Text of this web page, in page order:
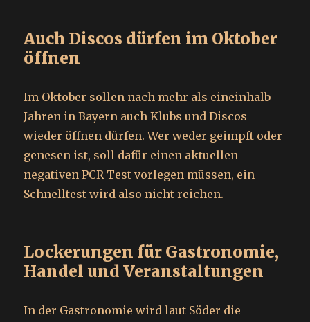
Auch Discos dürfen im Oktober
öffnen
Im Oktober sollen nach mehr als eineinhalb
Jahren in Bayern auch Klubs und Discos
wieder öffnen dürfen. Wer weder geimpft oder
genesen ist, soll dafür einen aktuellen
negativen PCR-Test vorlegen müssen, ein
Schnelltest wird also nicht reichen.
Lockerungen für Gastronomie,
Handel und Veranstaltungen
In der Gastronomie wird laut Söder die